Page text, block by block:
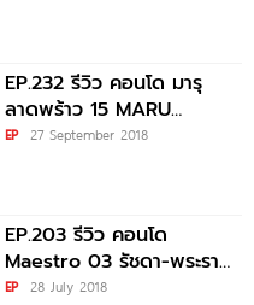
EP.232 รีวิว คอนโด มารุ
ลาดพร้าว 15 MARU
Ladprao 15
EP 27 September 2018
EP.203 รีวิว คอนโด
Maestro 03 รัชดา-พระราม
9 ใกล้รถไฟฟ้า MRT
EP 28 July 2018